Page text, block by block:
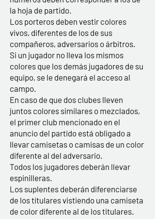
la hoja de partido.
Los porteros deben vestir colores
vivos, diferentes de los de sus
compañeros, adversarios o árbitros.
Si un jugador no lleva los mismos
colores que los demás jugadores de su
equipo, se le denegará el acceso al
campo.
En caso de que dos clubes lleven
juntos colores similares o mezclados,
el primer club mencionado en el
anuncio del partido está obligado a
llevar camisetas o camisas de un color
diferente al del adversario.
Todos los jugadores deberán llevar
espinilleras.
Los suplentes deberán diferenciarse
de los titulares vistiendo una camiseta
de color diferente al de los titulares.